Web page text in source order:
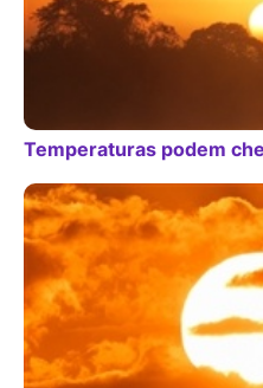
Temperaturas podem